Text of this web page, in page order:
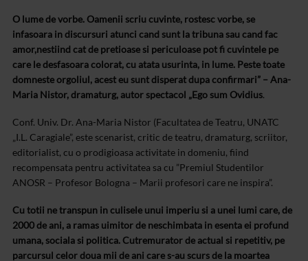
O lume de vorbe. Oamenii scriu cuvinte, rostesc vorbe, se
infasoara in discursuri atunci cand sunt la tribuna sau cand fac
amor,nestiind cat de pretioase si periculoase pot fi cuvintele pe
care le desfasoara colorat, cu atata usurinta, in lume. Peste toate
domneste orgoliul, acest eu sunt disperat dupa confirmari” – Ana-
Maria Nistor, dramaturg, autor spectacol „Ego sum Ovidius.
Conf. Univ. Dr. Ana-Maria Nistor (Facultatea de Teatru, UNATC
„I.L. Caragiale”, este scenarist, critic de teatru, dramaturg, scriitor,
editorialist, cu o prodigioasa activitate in domeniu, fiind
recompensata pentru activitatea sa cu ”Premiul Studentilor
ANOSR – Profesor Bologna – Marii profesori care ne inspira”.
Cu totii ne transpun in culisele unui imperiu si a unei lumi care, de
2000 de ani, a ramas uimitor de neschimbata in esenta ei profund
umana, sociala si politica. Cutremurator de actual si repetitiv, pe
parcursul celor doua mii de ani care s-au scurs de la moartea